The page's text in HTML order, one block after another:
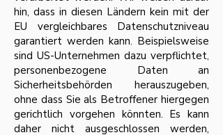
hin, dass in diesen Ländern kein mit der
EU vergleichbares Datenschutzniveau
garantiert werden kann. Beispielsweise
sind US-Unternehmen dazu verpflichtet,
personenbezogene Daten an
Sicherheitsbehörden herauszugeben,
ohne dass Sie als Betroffener hiergegen
gerichtlich vorgehen könnten. Es kann
daher nicht ausgeschlossen werden,